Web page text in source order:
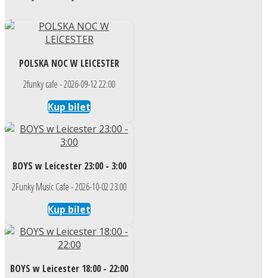
POLSKA NOC W LEICESTER
2funky cafe - 2026-09-12 22:00
Kup bilet
BOYS w Leicester 23:00 - 3:00
2Funky Music Cafe - 2026-10-02 23:00
Kup bilet
BOYS w Leicester 18:00 - 22:00